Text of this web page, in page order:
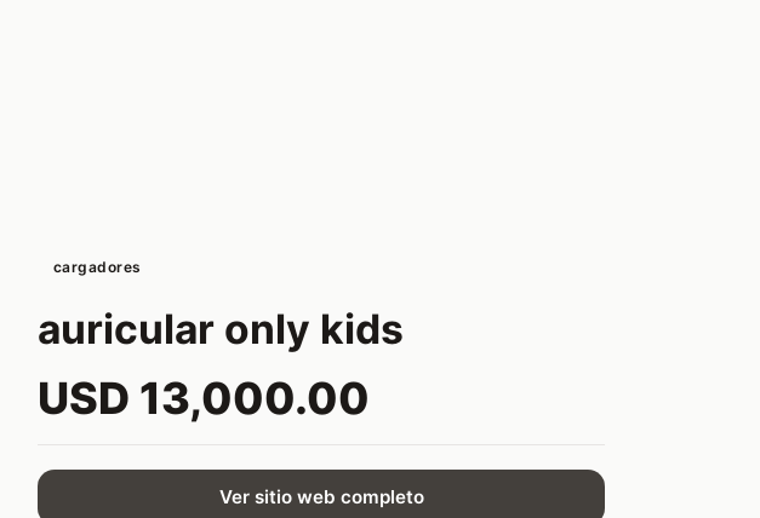
cargadores
auricular only kids
USD 13,000.00
Ver sitio web completo